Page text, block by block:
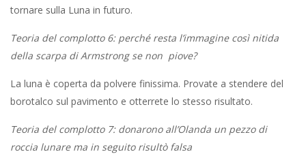
tornare sulla Luna in futuro.
Teoria del complotto 6: perché resta l’immagine così nitida
della scarpa di Armstrong se non piove?
La luna è coperta da polvere finissima. Provate a stendere del
borotalco sul pavimento e otterrete lo stesso risultato.
Teoria del complotto 7: donarono all’Olanda un pezzo di
roccia lunare ma in seguito risultò falsa